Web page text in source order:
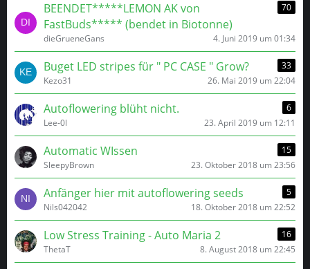
BEENDET*****LEMON AK von
FastBuds***** (bendet in Biotonne)
70
dieGrueneGans 4. Juni 2019 um 01:34
Buget LED stripes für " PC CASE " Grow?
33
Kezo31
26. Mai 2019 um 22:04
Autoflowering blüht nicht.
6
Lee-0l
23. April 2019 um 12:11
Automatic WIssen
15
SleepyBrown
23. Oktober 2018 um 23:56
Anfänger hier mit autoflowering seeds
5
Nils042042
18. Oktober 2018 um 22:52
Low Stress Training - Auto Maria 2
16
ThetaT
8. August 2018 um 22:45